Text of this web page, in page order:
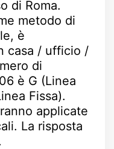
di Roma.
metodo di
è
casa / ufficio /
di
è G (Linea
Fissa).
applicate
La risposta